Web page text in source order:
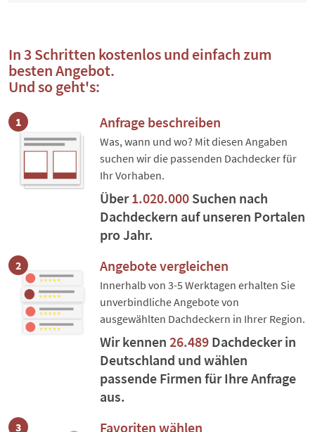
In 3 Schritten kostenlos und einfach zum
besten Angebot.
Und so geht's:
1 Anfrage beschreiben
Was, wann und wo? Mit diesen Angaben
suchen wir die passenden Dachdecker für
Ihr Vorhaben.
Über1.020.000 Suchen nach
Dachdeckern auf unseren Portalen
pro Jahr.
2 Angebote vergleichen
Innerhalb von 3-5 Werktagen erhalten Sie
unverbindliche Angebote von
ausgewählten Dachdeckern in Ihrer Region.
Wir kennen 26.489 Dachdecker in
Deutschland und wählen
passende Firmen für Ihre Anfrage
aus.
3 Favoriten wählen